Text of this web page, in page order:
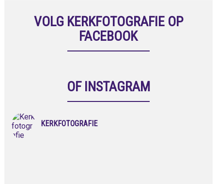
VOLG KERKFOTOGRAFIE OP
FACEBOOK
OF INSTAGRAM
KERKFOTOGRAFIE